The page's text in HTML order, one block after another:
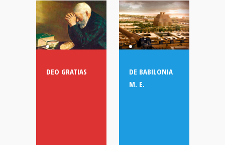
DEO GRATIAS
DE BABILONIA
M. E.